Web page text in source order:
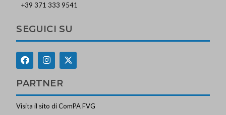
+39 371 333 9541
SEGUICI SU
PARTNER
Visita il sito di ComPA FVG